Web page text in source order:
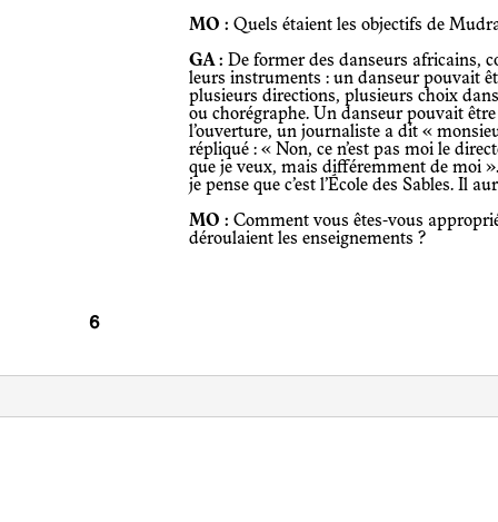
MO : Quels étaient les objectifs de
GA : De former des danseurs africains,
leurs instruments : un danseur pouvait
plusieurs directions, plusieurs choix
ou chorégraphe. Un danseur pouvait
l’ouverture, un journaliste a dit «
répliqué : « Non, ce n’est pas moi le
que je veux, mais différemment de moi
je pense que c’est l’École des Sables. Il
MO : Comment vous êtes-vous
déroulaient les enseignements ?